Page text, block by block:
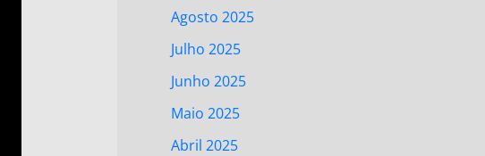
Agosto 2025
Julho 2025
Junho 2025
Maio 2025
Abril 2025